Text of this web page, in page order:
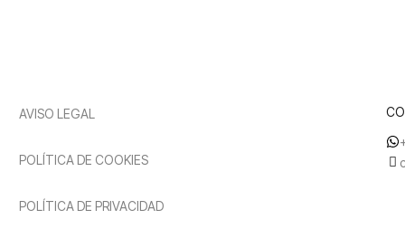
AVISO LEGAL
POLÍTICA DE COOKIES
POLÍTICA DE PRIVACIDAD